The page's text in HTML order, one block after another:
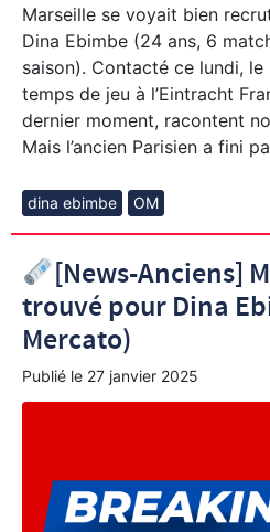
Marseille se voyait bien
Dina Ebimbe (24 ans, 6
saison). Contacté ce lundi,
temps de jeu à l’Eintracht
dernier moment, racontent
Mais l’ancien Parisien a fini
dina ebimbe OM
[News-Anciens]
trouvé pour Dina
Mercato)
Publié le 27 janvier 2025